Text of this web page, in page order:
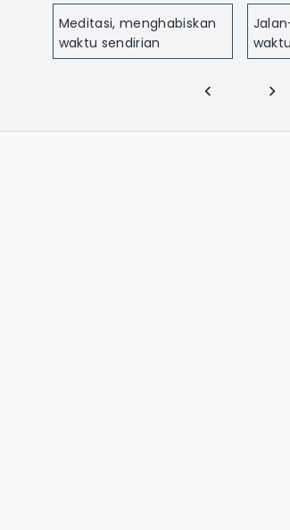
Meditasi, menghabiskan
waktu sendirian